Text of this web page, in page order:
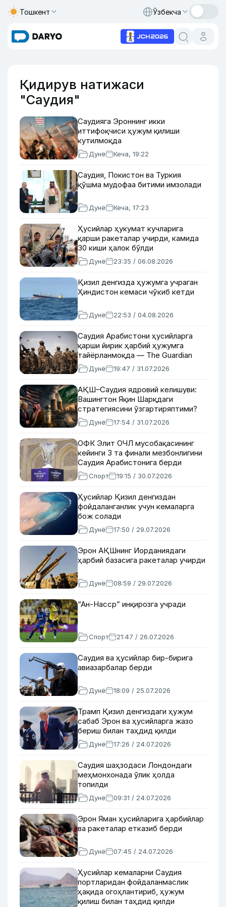
Тошкент Ўзбекча
Қидирув натижаси
"Саудия"
Саудияга Эроннинг икки
иттифоқчиси ҳужум қилиши
кутилмоқда
Дунё Кеча, 19:22
Саудия, Покистон ва Туркия
қўшма мудофаа битими имзолади
Дунё Кеча, 17:23
Ҳусийлар ҳукумат кучларига
қарши ракеталар учирди, камида
30 киши ҳалок бўлди
Дунё 23:35 / 06.08.2026
Қизил денгизда ҳужумга учраган
Ҳиндистон кемаси чўкиб кетди
Дунё 22:53 / 04.08.2026
Саудия Арабистони ҳусийларга
қарши йирик ҳарбий ҳужумга
тайёрланмоқда — The Guardian
Дунё 19:47 / 31.07.2026
АҚШ–Саудия ядровий келишуви:
Вашингтон Яқин Шарқдаги
стратегиясини ўзгартиряптими?
Дунё 17:54 / 31.07.2026
ОФК Элит ОЧЛ мусобақасининг
кейинги 3 та финали мезбонлигини
Саудия Арабистонига берди
Спорт 19:15 / 30.07.2026
Ҳусийлар Қизил денгиздан
фойдаланганлик учун кемаларга
бож солади
Дунё 17:50 / 29.07.2026
Эрон АҚШнинг Иорданиядаги
ҳарбий базасига ракеталар учирди
Дунё 08:59 / 29.07.2026
“Ан-Насср” инқирозга учради
Спорт 21:47 / 26.07.2026
Саудия ва ҳусийлар бир-бирига
авиазарбалар берди
Дунё 18:09 / 25.07.2026
Трамп Қизил денгиздаги ҳужум
сабаб Эрон ва ҳусийларга жазо
бериш билан таҳдид қилди
Дунё 17:26 / 24.07.2026
Саудия шаҳзодаси Лондондаги
меҳмонхонада ўлик ҳолда
топилди
Дунё 09:31 / 24.07.2026
Эрон Яман ҳусийларига ҳарбийлар
ва ракеталар етказиб берди
Дунё 07:45 / 24.07.2026
Ҳусийлар кемаларни Саудия
портларидан фойдаланмаслик
ҳақида огоҳлантириб, ҳужум
қилиш билан таҳдид қилди